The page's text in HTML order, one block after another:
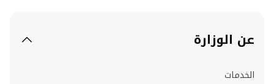
عن الوزارة
الخدمات